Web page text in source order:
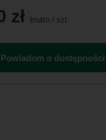
zł brutto/ szt.
Powiadom o dostępności